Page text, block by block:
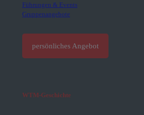
Führungen & Events
Gruppenangebote
persönliches Angebot
WTM-Geschichte